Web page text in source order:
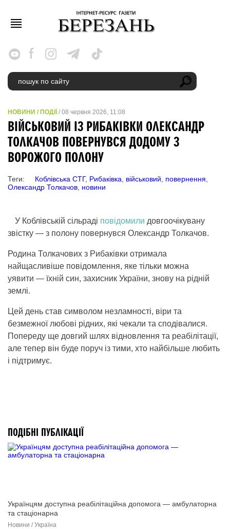
НОВИНИ / ПОДІЇ / 08 червня 2026, 11:08
ВІЙСЬКОВИЙ ІЗ РИБАКІВКИ ОЛЕКСАНДР
ТОЛКАЧОВ ПОВЕРНУВСЯ ДОДОМУ З
ВОРОЖОГО ПОЛОНУ
Теги: Коблівська СТГ, Рибаківка військовий повернення
Олександр Толкачов новини
У Коблівській сільраді повідомили довгоочікувану
звістку — з полону повернувся Олександр Толкачов.
Родина Толкачових з Рибаківки отримала
найщасливіше повідомлення, яке тільки можна
уявити — їхній син, захисник України, знову на рідній
землі.
Цей день став символом незламності, віри та
безмежної любові рідних, які чекали та сподівалися.
Попереду ще довгий шлях відновлення та реабілітації,
але тепер він буде поруч із тими, хто найбільше любить
і підтримує.
ПОДІБНІ ПУБЛІКАЦІЇ
Українцям доступна реабілітаційна допомога — амбулаторна
та стаціонарна
Новини / Україна